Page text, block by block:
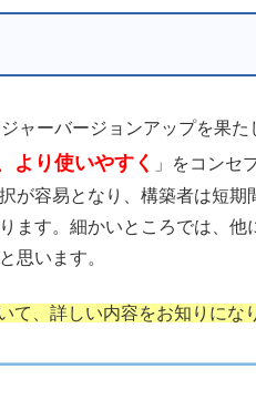
ャーバージョンアップを果た
より使いやすく
」をコンセ
が容易となり、構築者は短
ます。細かいところでは、
思います。
て、詳しい内容をお知りに